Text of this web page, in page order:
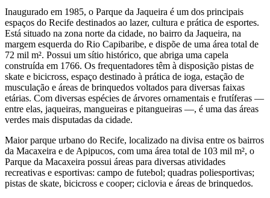
Inaugurado em 1985, o Parque da Jaqueira é um dos principais
espaços do Recife destinados ao lazer, cultura e prática de esportes.
Está situado na zona norte da cidade, no bairro da Jaqueira, na
margem esquerda do Rio Capibaribe, e dispõe de uma área total de
72 mil m². Possui um sítio histórico, que abriga uma capela
construída em 1766. Os frequentadores têm à disposição pistas de
skate e bicicross, espaço destinado à prática de ioga, estação de
musculação e áreas de brinquedos voltados para diversas faixas
etárias. Com diversas espécies de árvores ornamentais e frutíferas —
entre elas, jaqueiras, mangueiras e pitangueiras —, é uma das áreas
verdes mais disputadas da cidade.
Maior parque urbano do Recife, localizado na divisa entre os bairros
da Macaxeira e de Apipucos, com uma área total de 103 mil m², o
Parque da Macaxeira possui áreas para diversas atividades
recreativas e esportivas: campo de futebol; quadras poliesportivas;
pistas de skate, bicicross e cooper; ciclovia e áreas de brinquedos.